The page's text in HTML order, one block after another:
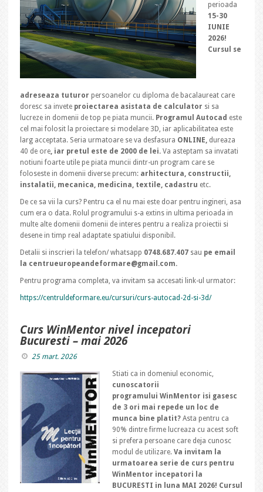
perioada
15-30
IUNIE
2026!
Cursul se
adreseaza tuturor persoanelor cu diploma de bacalaureat care
doresc sa invete proiectarea asistata de calculator si sa
lucreze in domenii de top pe piata muncii. Programul Autocad este
cel mai folosit la proiectare si modelare 3D, iar aplicabilitatea este
larg acceptata. Seria urmatoare se va desfasura ONLINE, dureaza
40 de ore, iar pretul este de 2000 de lei. Va asteptam sa invatati
notiuni foarte utile pe piata muncii dintr-un program care se
foloseste in domenii diverse precum: arhitectura, constructii,
instalatii, mecanica, medicina, textile, cadastru etc.
De ce sa vii la curs? Pentru ca el nu mai este doar pentru ingineri, asa
cum era o data. Rolul programului s-a extins in ultima perioada in
multe alte domenii domenii de interes pentru a realiza proiectii si
desene in timp real adaptate spatiului disponibil.
Detalii si inscrieri la telefon/ whatsapp 0748.687.407 sau pe email
la centrueuropeandeformare@gmail.com.
Pentru programa completa, va invitam sa accesati link-ul urmator:
https://centruldeformare.eu/cursuri/curs-autocad-2d-si-3d/
Curs WinMentor nivel incepatori
Bucuresti – mai 2026
25 mart. 2026
Stiati ca in domeniul economic,
cunoscatorii
programului WinMentor isi gasesc
de 3 ori mai repede un loc de
munca bine platit? Asta pentru ca
90% dintre firme lucreaza cu acest soft
si prefera persoane care deja cunosc
modul de utilizare. Va invitam la
urmatoarea serie de curs pentru
WinMentor incepatori la
BUCURESTI in luna MAI 2026! Cursul